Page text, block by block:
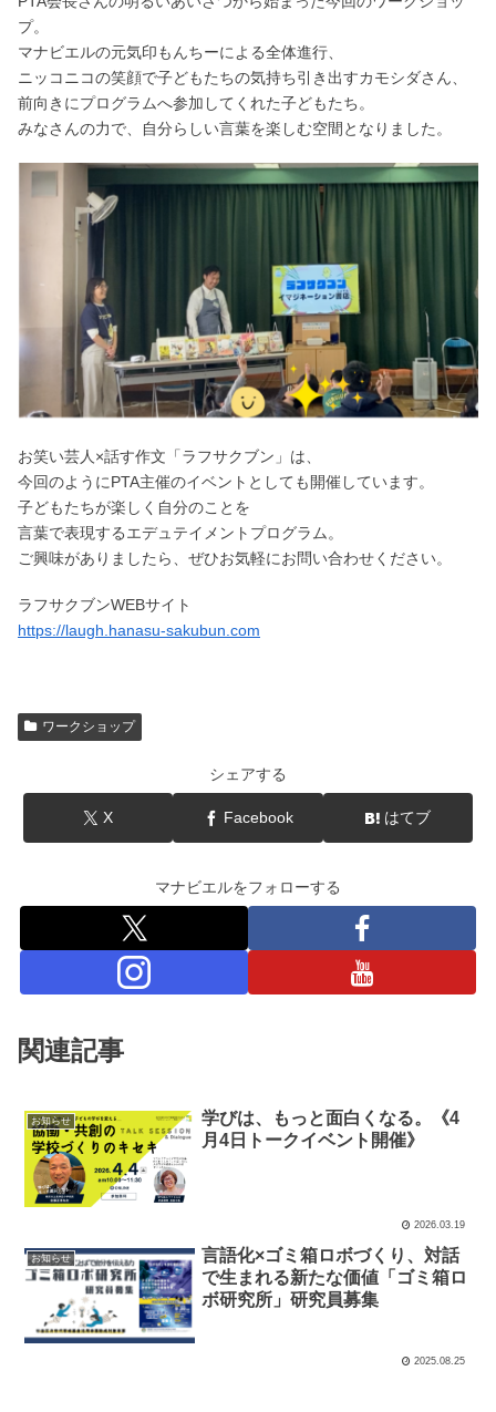
プ。
マナビエルの元気印もんちーによる全体進行、
ニッコニコの笑顔で子どもたちの気持ち引き出すカモシダさん、
前向きにプログラムへ参加してくれた子どもたち。
みなさんの力で、自分らしい言葉を楽しむ空間となりました。
お笑い芸人×話す作文「ラフサクブン」は、
今回のようにPTA主催のイベントとしても開催しています。
子どもたちが楽しく自分のことを
言葉で表現するエデュテイメントプログラム。
ご興味がありましたら、ぜひお気軽にお問い合わせください。
ラフサクブンWEBサイト
https://laugh.hanasu-sakubun.com
ワークショップ
シェアする
X Facebook はてブ
マナビエルをフォローする
関連記事
お知らせ
学びは、もっと面白くなる。《4
月4日トークイベント開催》
2026.03.19
お知らせ
言語化×ゴミ箱ロボづくり、対話
で生まれる新たな価値「ゴミ箱ロ
ボ研究所」研究員募集
2025.08.25